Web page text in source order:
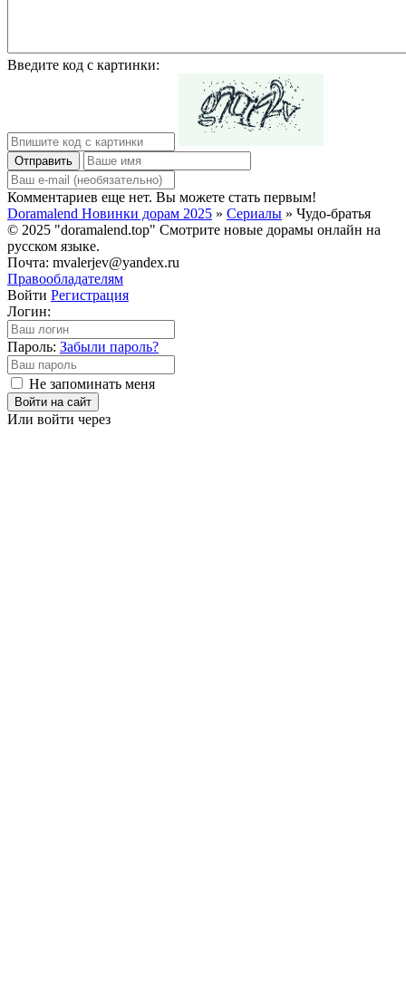
Введите код с картинки:
Отправить
Комментариев еще нет. Вы можете стать первым!
Doramalend Новинки дорам 2025 » Сериалы » Чудо-братья
© 2025 "doramalend.top" Смотрите новые дорамы онлайн на
русском языке.
Почта: mvalerjev@yandex.ru
Правообладателям
Войти Регистрация
Логин:
Пароль: Забыли пароль?
Не запоминать меня
Войти на сайт
Или войти через